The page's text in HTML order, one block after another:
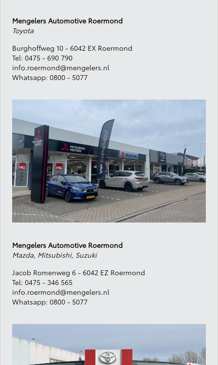
Mengelers Automotive Roermond
Toyota
Burghoffweg 10 - 6042 EX Roermond
Tel: 0475 - 690 790
info.roermond@mengelers.nl
Whatsapp: 0800 - 5077
Mengelers Automotive Roermond
Mazda, Mitsubishi, Suzuki
Jacob Romenweg 6 - 6042 EZ Roermond
Tel: 0475 - 346 565
info.roermond@mengelers.nl
Whatsapp: 0800 - 5077